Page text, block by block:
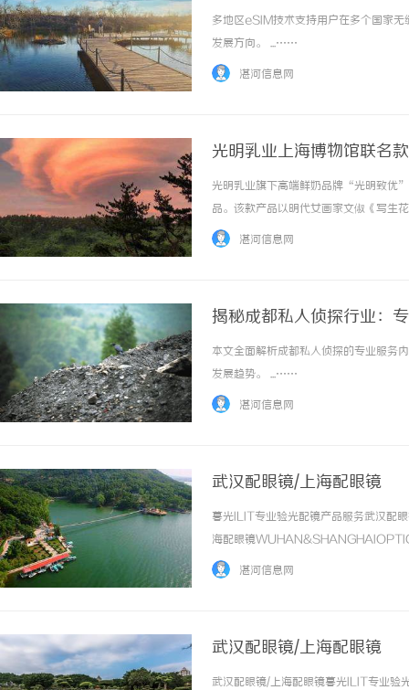
多地区eSIM技术支持用户在多个国家
发展方向。 ...……
湛河信息网
光明乳业上海博物馆联名
光明乳业旗下高端鲜奶品牌“光明致优
品。该款产品以明代女画家文俶《写生
合，旨在为青少年学子提供兼具文化雅
湛河信息网
揭秘成都私人侦探行业：
本文全面解析成都私人侦探的专业服务
发展趋势。 ...……
湛河信息网
武汉配眼镜/上海配眼镜
暮光ILIT专业验光配镜产品服务武汉配
海配眼镜
品牌，现于武汉与上海设有4家门店。
湛河信息网
武汉配眼镜/上海配眼镜
武汉配眼镜/上海配眼镜暮光ILIT专业验